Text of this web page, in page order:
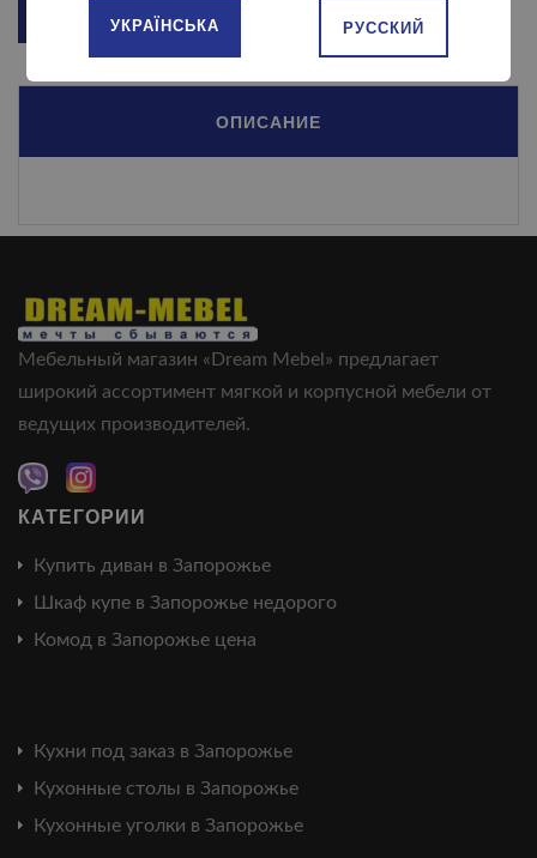
ДОБАВИТЬ В КОРЗИНУ
ОПИСАНИЕ
Мебельный магазин «Dream Mebel» предлагает
широкий ассортимент мягкой и корпусной мебели от
ведущих производителей.
КАТЕГОРИИ
Купить диван в Запорожье
Шкаф купе в Запорожье недорого
Комод в Запорожье цена
Кухни под заказ в Запорожье
Кухонные столы в Запорожье
Кухонные уголки в Запорожье
УКРАЇНСЬКА РУССКИЙ